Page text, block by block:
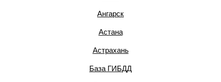
Ангарск
Астана
Астрахань
База ГИБДД